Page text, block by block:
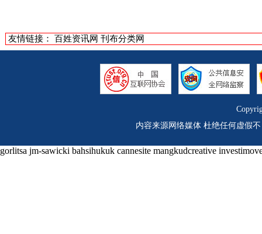
友情链接： 百姓资讯网 刊布分类网
内容来源网络媒体 杜绝任何虚假
gorlitsa jm-sawicki bahsihukuk cannesite mangkudcreative